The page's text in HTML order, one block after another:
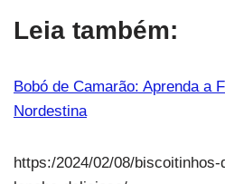
Leia também:
Bobó de Camarão: Aprenda a
Nordestina
https:/2024/02/08/